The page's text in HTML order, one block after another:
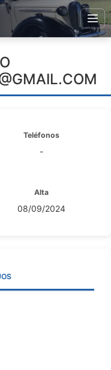
Teléfonos
-
Alta
08/09/2024